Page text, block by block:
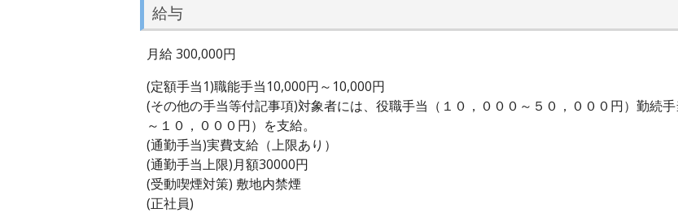
給与
月給 300,000円
(定額手当1)職能手当10,000円～10,000円
(その他の手当等付記事項)対象者には、役職手当（１０，０００～５０，０００円）勤続
～１０，０００円）を支給。
(通勤手当)実費支給（上限あり）
(通勤手当上限)月額30000円
(受動喫煙対策) 敷地内禁煙
(正社員)